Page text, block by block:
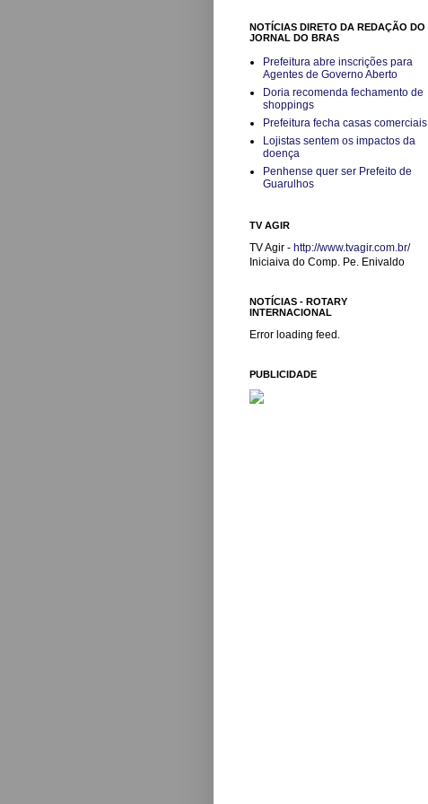
NOTÍCIAS DIRETO DA REDAÇÃO DO
JORNAL DO BRAS
Prefeitura abre inscrições para
Agentes de Governo Aberto
Doria recomenda fechamento de
shoppings
Prefeitura fecha casas comerciais
Lojistas sentem os impactos da
doença
Penhense quer ser Prefeito de
Guarulhos
TV AGIR
TV Agir - http://www.tvagir.com.br/
Iniciaiva do Comp. Pe. Enivaldo
NOTÍCIAS - ROTARY
INTERNACIONAL
Error loading feed.
PUBLICIDADE